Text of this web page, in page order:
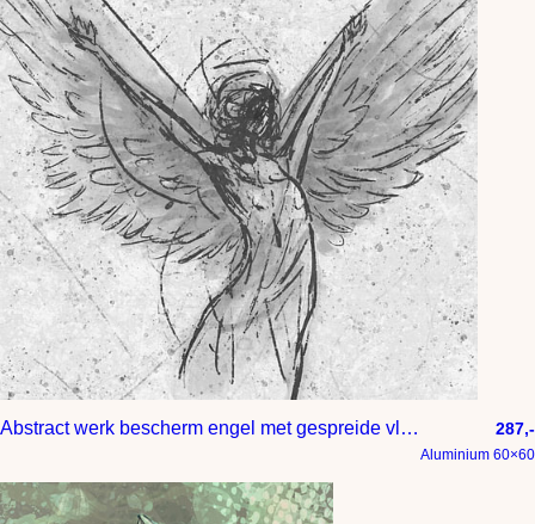
Abstract werk bescherm engel met gespreide vleugels in grijs 287,-
Aluminium 60×60